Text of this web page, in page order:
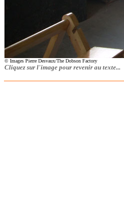
© Images Pierre Desvaux/The Dobson Factory
Cliquez sur l'image pour revenir au texte...